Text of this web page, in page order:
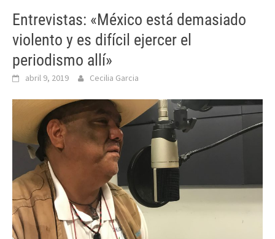
Entrevistas: «México está demasiado
violento y es difícil ejercer el
periodismo allí»
abril 9, 2019 Cecilia Garcia